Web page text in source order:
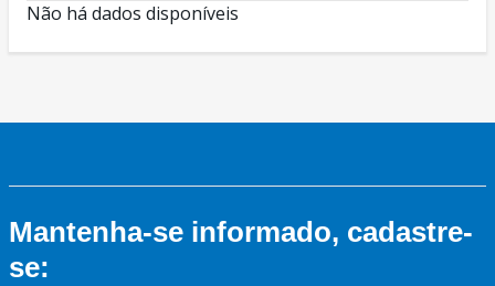
Não há dados disponíveis
Mantenha-se informado, cadastre-
se: